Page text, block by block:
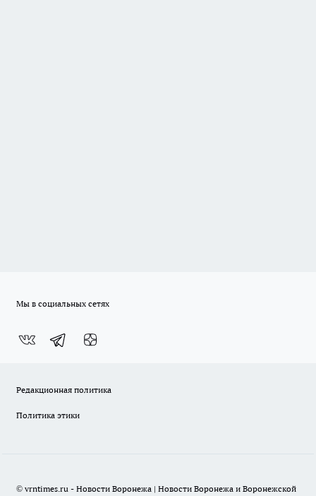
Мы в социальных сетях
Редакционная политика
Политика этики
© vrntimes.ru - Новости Воронежа | Новости Воронежа и Воронежской